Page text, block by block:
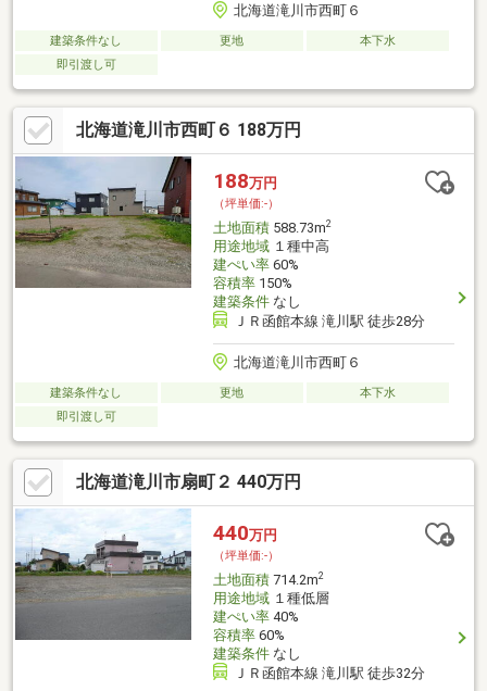
北海道滝川市西町６
建築条件なし 更地
本下水
即引渡し可
北海道滝川市西町６ 188万円
188万円
（坪単価:-）
土地面積588.73m2
用途地域１種中高
建ぺい率60%
容積率150%
建築条件なし
ＪＲ函館本線 滝川駅 徒歩28分
北海道滝川市西町６
建築条件なし 更地
本下水
即引渡し可
北海道滝川市扇町２ 440万円
440万円
（坪単価:-）
土地面積714.2m2
用途地域１種低層
建ぺい率40%
容積率60%
建築条件なし
ＪＲ函館本線 滝川駅 徒歩32分